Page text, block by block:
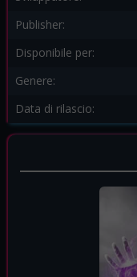
Publisher:
Disponibile per:
Genere:
Data di rilascio: